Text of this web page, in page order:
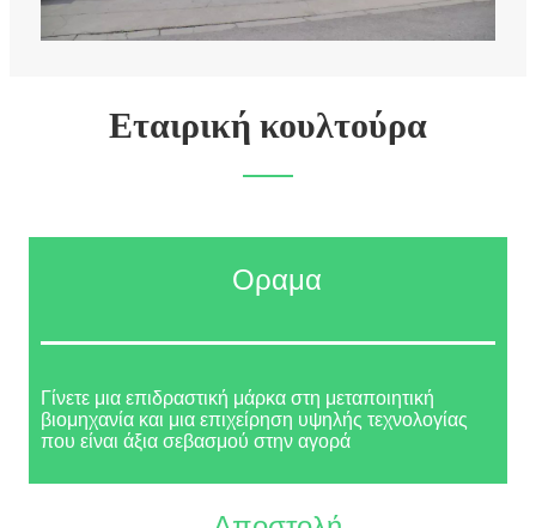
Εταιρική κουλτούρα
Οραμα
Γίνετε μια επιδραστική μάρκα στη μεταποιητική
βιομηχανία και μια επιχείρηση υψηλής τεχνολογίας
που είναι άξια σεβασμού στην αγορά